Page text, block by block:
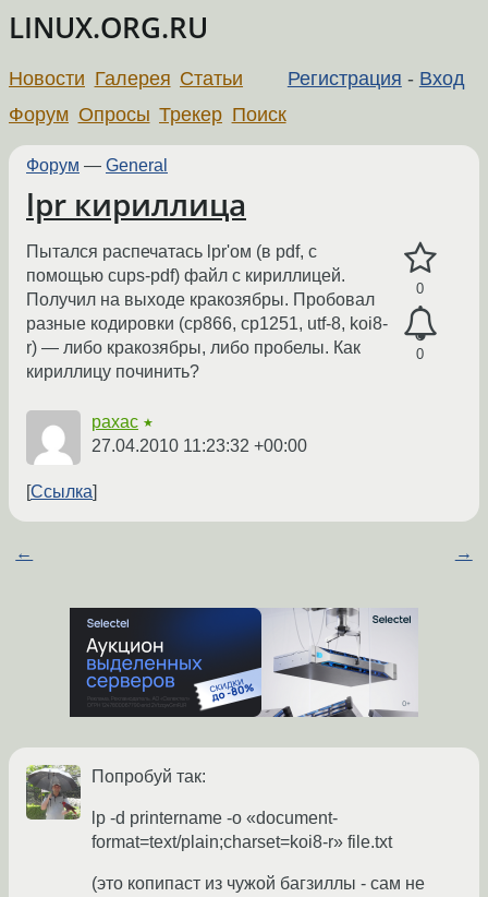
LINUX.ORG.RU
Регистрация - Вход
Новости Галерея Статьи
Форум Опросы Трекер Поиск
Форум — General
lpr кириллица
0
0
Пытался распечатась lpr'ом (в pdf, с
помощью cups-pdf) файл с кириллицей.
Получил на выходе кракозябры. Пробовал
разные кодировки (cp866, cp1251, utf-8, koi8-
r) — либо кракозябры, либо пробелы. Как
кириллицу починить?
paxac ★
27.04.2010 11:23:32 +00:00
Ссылка
← →
Попробуй так:
lp -d printername -o «document-
format=text/plain;charset=koi8-r» file.txt
(это копипаст из чужой багзиллы - сам не